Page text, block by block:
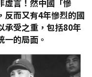
虛言！然中國「慘
反而又有4年慘烈的國
承受之重，包括80年
一的局面。